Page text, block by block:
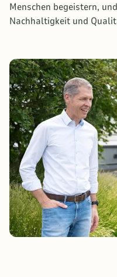
Menschen begeistern,
Nachhaltigkeit und